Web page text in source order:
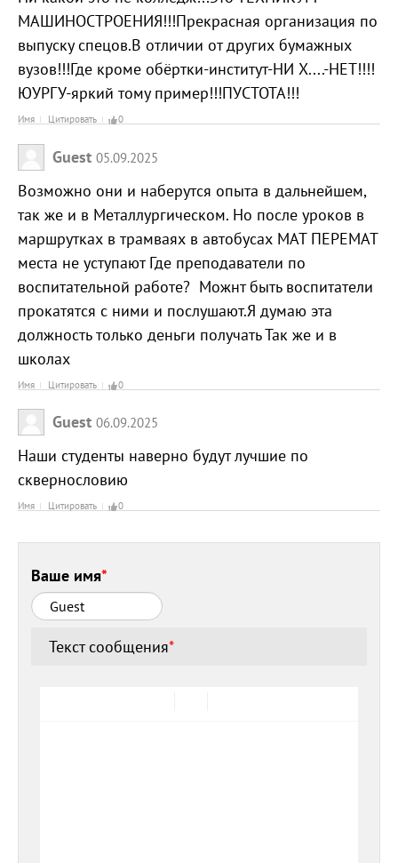
МАШИНОСТРОЕНИЯ!!!Прекрасная организация по
выпуску спецов.В отличии от других бумажных
вузов!!!Где кроме обёртки-институт-НИ Х....-НЕТ!!!!
ЮУРГУ-яркий тому пример!!!ПУСТОТА!!!
Имя Цитировать 0
Guest 05.09.2025
Возможно они и наберутся опыта в дальнейшем,
так же и в Металлургическом. Но после уроков в
маршрутках в трамваях в автобусах МАТ ПЕРЕМАТ
места не уступают Где преподаватели по
воспитательной работе? Можнт быть воспитатели
прокатятся с ними и послушают.Я думаю эта
должность только деньги получать Так же и в
школах
Имя Цитировать 0
Guest 06.09.2025
Наши студенты наверно будут лучшие по
сквернословию
Имя Цитировать 0
Ваше имя*
Текст сообщения*